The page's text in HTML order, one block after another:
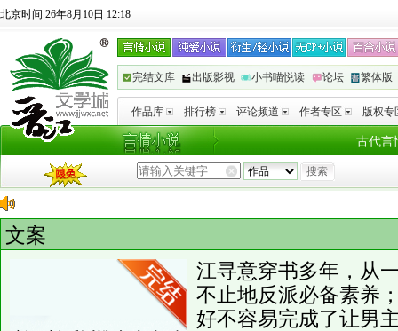
北京时间 26年8月10日 12:18
完结文库 出版影视 小书喵悦读 论坛 繁体版
作品库 排行榜 评论频道 作者专区 版权专
古代言
文案
江寻意穿书多年，从
不止地反派必备素养
好不容易完成了让男